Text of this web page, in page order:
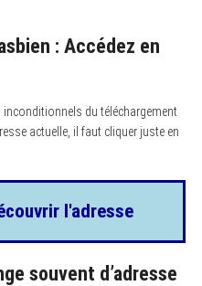
: Accédez en
du téléchargement
actuelle, il faut cliquer juste en
l'adresse
souvent d’adresse